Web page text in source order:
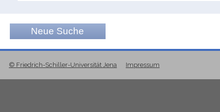
Neue Suche
© Friedrich-Schiller-Universität Jena Impressum